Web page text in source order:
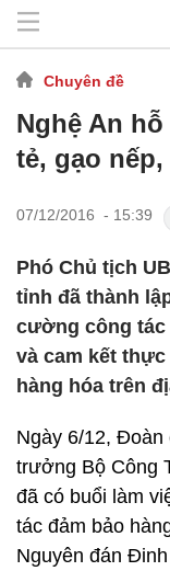
Chuyên đề
Nghệ An
tẻ, gạo
07/12/2016 - 15:39
Phó Chủ tịch
tỉnh đã thành
cường công
và cam kết
hàng hóa trên
Ngày 6/12, Đoàn
trưởng Bộ Công
đã có buổi làm
tác đảm bảo
Nguyên đán